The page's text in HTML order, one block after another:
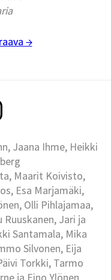
→
Jaana Ihme, Heikki
Maarit Koivisto,
Esa Marjamäki,
Olli Pihlajamaa,
Jari ja
Santamala, Mika
Silvonen, Eija
Torkki, Tarmo